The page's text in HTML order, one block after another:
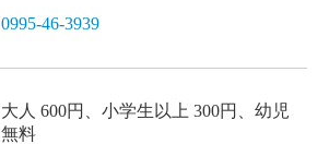
0995-46-3939
大人 600円、小学生以上 300円、幼児
無料